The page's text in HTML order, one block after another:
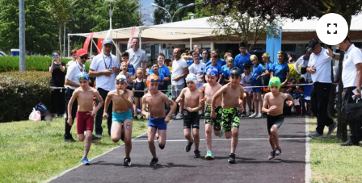
Saruhanlı
Soma
Resmi İlanlar
Tüm Manşetler
Son Dakika Haberleri
Haber Arşivi